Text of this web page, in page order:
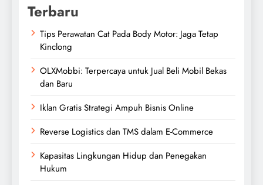
Terbaru
Tips Perawatan Cat Pada Body Motor: Jaga Tetap
Kinclong
OLXMobbi: Terpercaya untuk Jual Beli Mobil Bekas
dan Baru
Iklan Gratis Strategi Ampuh Bisnis Online
Reverse Logistics dan TMS dalam E-Commerce
Kapasitas Lingkungan Hidup dan Penegakan
Hukum